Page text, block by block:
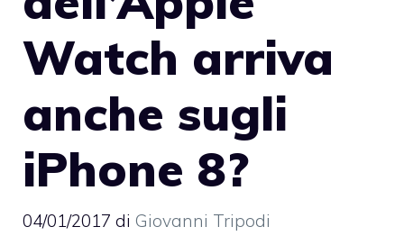
Watch arriva
anche sugli
iPhone 8?
04/01/2017 di Giovanni Tripodi